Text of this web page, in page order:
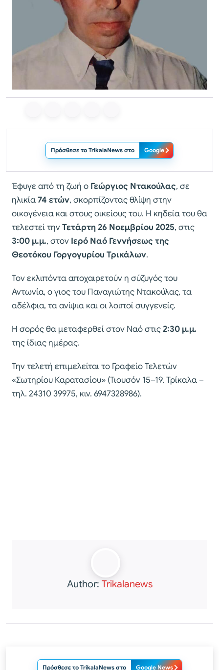
Πρόσθεσε το TrikalaNews στο Google
Έφυγε από τη ζωή ο Γεώργιος Ντακούλας, σε
ηλικία74 ετών, σκορπίζοντας θλίψη στην
οικογένεια και στους οικείους του. Η κηδεία του θα
τελεστεί τηνΤετάρτη 26 Νοεμβρίου 2025, στις
3:00 μ.μ., στον Ιερό Ναό Γεννήσεως της
Θεοτόκου Γοργογυρίου Τρικάλων.
Τον εκλιπόντα αποχαιρετούν η σύζυγός του
Αντωνία, ο γιος του Παναγιώτης Ντακούλας, τα
αδέλφια, τα ανίψια και οι λοιποί συγγενείς.
Η σορός θα μεταφερθεί στον Ναό στις2:30 μ.μ.
της ίδιας ημέρας.
Την τελετή επιμελείται το Γραφείο Τελετών
«Σωτηρίου Καρατασίου» (Τιουσόν 15–19, Τρίκαλα –
τηλ. 24310 39975, κιν. 6947328986).
Author: Trikalanews
Πρόσθεσε το TrikalaNews στο Google News